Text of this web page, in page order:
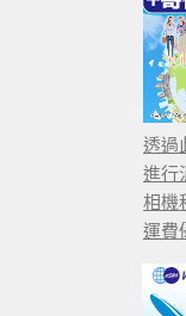
透過
進行
相機
運費